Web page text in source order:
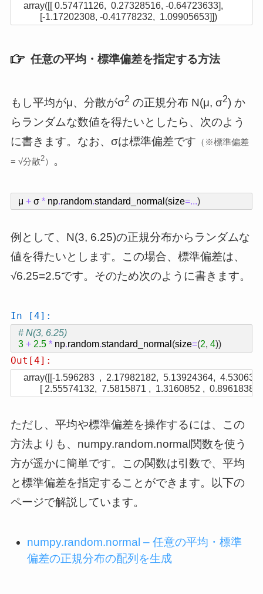
array([[ 0.57471126,  0.27328516, -0.64723633],
       [-1.17202308, -0.41778232,  1.09905653]])
任意の平均・標準偏差を指定する方法
もし平均がμ、分散がσ2 の正規分布 N(μ, σ2) か
らランダムな数値を得たいとしたら、次のよう
に書きます。なお、σは標準偏差です （※標準偏差
= √分散2） 。
μ + σ * np.random.standard_normal (size=...)
例として、N(3, 6.25)の正規分布からランダムな
値を得たいとします。この場合、標準偏差は、
√6.25=2.5です。そのため次のように書きます。
In [4]:
# N(3, 6.25)
3 + 2.5 * np.random.standard_normal (size=(2, 4))
Out[4]:
array([[-1.596283  ,  2.17982182,  5.13924364,
[ 2.55574132,  7.5815871 ,  1.3160852 ,
ただし、平均や標準偏差を操作するには、この
方法よりも、numpy.random.normal関数を使う
方が遥かに簡単です。この関数は引数で、平均
と標準偏差を指定することができます。以下の
ページで解説しています。
numpy.random.normal – 任意の平均・標準
偏差の正規分布の配列を生成